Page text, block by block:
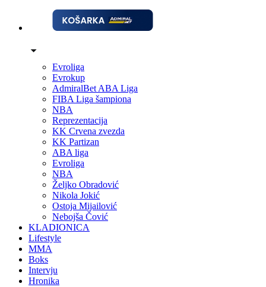
Evroliga
Evrokup
AdmiralBet ABA Liga
FIBA Liga šampiona
NBA
Reprezentacija
KK Crvena zvezda
KK Partizan
ABA liga
Evroliga
NBA
Željko Obradović
Nikola Jokić
Ostoja Mijailović
Nebojša Čović
KLADIONICA
Lifestyle
MMA
Boks
Intervju
Hronika